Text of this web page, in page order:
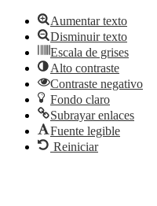
Aumentar texto
Disminuir texto
Escala de grises
Alto contraste
Contraste negativo
Fondo claro
Subrayar enlaces
Fuente legible
Reiniciar